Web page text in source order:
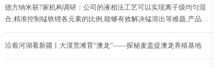
德方纳米获7家机构调研：公司的液相法工艺可以实现离子级均匀混
合,精准控制锰铁锂各元素的比例,能够有效解决锰溶出等难题,产品的
一致性好,循环寿命优势更为突出,整体性能处于行业领先水平（附调研
问答）
沿着河湖看新疆丨大漠荒滩育“澳龙”——探秘麦盖提澳龙养殖基地